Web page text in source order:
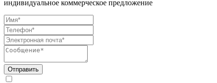
индивидуальное коммерческое предложение
Отправить